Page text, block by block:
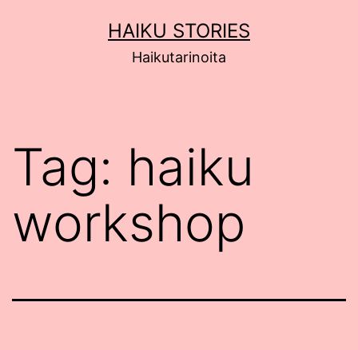
HAIKU STORIES
Haikutarinoita
Tag: haiku
workshop